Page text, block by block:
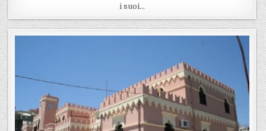
i suoi…